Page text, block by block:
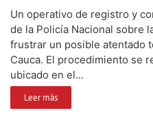
Un operativo de registro y
de la Policía Nacional sobre
frustrar un posible atentado
Cauca. El procedimiento se
ubicado en el...
Leer más